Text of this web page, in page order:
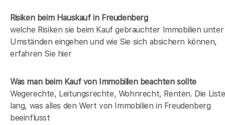
Risiken beim Hauskaufin Freudenberg
welche Risiken sie beim Kauf gebrauchter Immobilien unter
Umständen eingehen und wie Sie sich absichern können,
erfahren Sie hier
Was man beim Kauf von Immobilien beachten sollte
Wegerechte, Leitungsrechte, Wohnrecht, Renten. Die
lang, was alles den Wert von Immobilien in Freudenberg
beeinflusst